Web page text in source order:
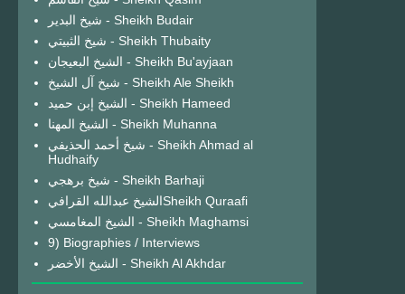
شيخ البدير - Sheikh Budair
شيخ الثبيتي - Sheikh Thubaity
الشيخ البعيجان - Sheikh Bu'ayjaan
شيخ آل الشيخ - Sheikh Ale Sheikh
الشيخ إبن حميد - Sheikh Hameed
الشيخ المهنا - Sheikh Muhanna
شيخ أحمد الحذيفي - Sheikh Ahmad al
Hudhaify
شيخ برهجي - Sheikh Barhaji
الشيخ عبدالله القرافيSheikh Quraafi
الشيخ المغامسي - Sheikh Maghamsi
9) Biographies / Interviews
الشيخ الأخضر - Sheikh Al Akhdar